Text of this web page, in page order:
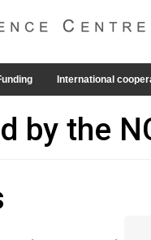
International
by the